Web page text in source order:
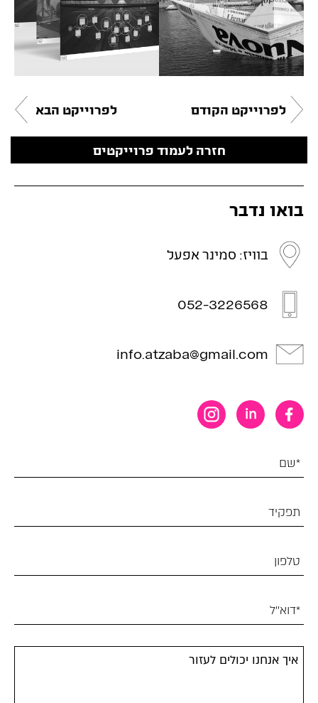
לפרוייקט הקודם
חזרה לעמוד פרוייקטים
לפרוייקט הבא
בואו נדבר
בוויז: סמינר אפעל
052-3226568
info.atzaba@gmail.com